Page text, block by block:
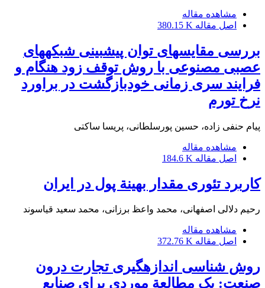
مشاهده مقاله
اصل مقاله 380.15 K
بررسی مقایسه‎ای توان پیش‎بینی شبکه‎های
عصبی مصنوعی با روش توقف زود هنگام و
فرایند سری زمانی خودبازگشت در براورد
نرخ تورم
پیام حنفی زاده، حسین پورسلطانی، پریسا ساکتی
مشاهده مقاله
اصل مقاله 184.6 K
کاربرد تئوری مقدار بهینة پول در ایران
رحیم دلالی اصفهانی، محمد واعظ برزانی، محمد سعید قیاسوند
مشاهده مقاله
اصل مقاله 372.76 K
روش شناسی اندازه‎گیری تجارت درون
صنعت: یک مطالعة موردی برای صنایع